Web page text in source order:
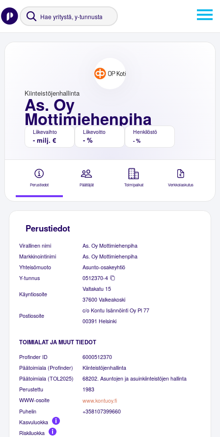
As. Oy
Mottimiehenpiha
Kiinteistöjenhallinta
Liikevaihto
- milj. €
Liikevoitto
- %
Henkilöstö
- %
Perustiedot Päättäjät Toimipaikat Verkkolaskutus
Perustiedot
Virallinen nimi
As. Oy Mottimiehenpiha
Markkinointinimi
As. Oy Mottimiehenpiha
Yhteisömuoto
Asunto-osakeyhtiö
Y-tunnus
0512370-4
Käyntiosoite
Valtakatu 15
37600 Valkeakoski
Postiosoite
c/o Kontu Isännöinti Oy Pl 77
00391 Helsinki
TOIMIALAT JA MUUT TIEDOT
Profinder ID
6000512370
Päätoimiala (Profinder)
Kiinteistöjenhallinta
Päätoimiala (TOL2025)
68202. Asuntojen ja asuinkiinteistöjen hallinta
Perustettu
1983
WWW-osoite
www.kontuoy.fi
Puhelin
+358107399660
Kasvuluokka
Riskiluokka